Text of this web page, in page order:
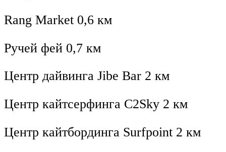
Rang Market 0,6 км
Ручей фей 0,7 км
Центр дайвинга Jibe Bar 2 км
Центр кайтсерфинга C2Sky 2 км
Центр кайтбординга Surfpoint 2 км